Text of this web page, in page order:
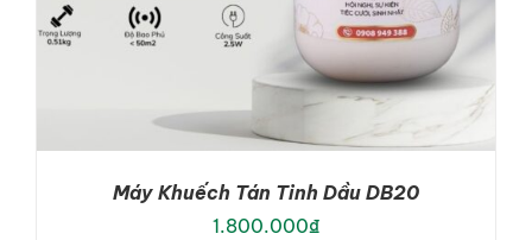
Máy Khuếch Tán Tinh Dầu DB20
1.800.000₫